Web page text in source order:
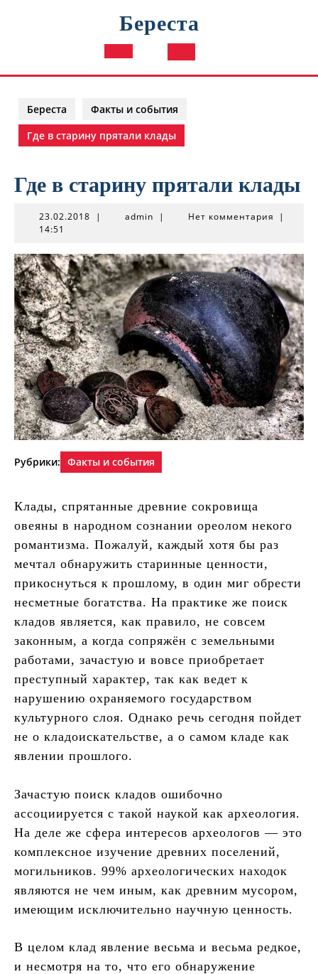
Береста
Кнопка
Береста
Факты и события
Где в старину прятали клады
Где в старину прятали клады
23.02.2018 23.02.2018
| adminadmin
| Нет комментария
|
14:51
Рубрики: Факты и события
Клады, спрятанные древние сокровища
овеяны в народном сознании ореолом некого
романтизма. Пожалуй, каждый хотя бы раз
мечтал обнаружить старинные ценности,
прикоснуться к прошлому, в один миг обрести
несметные богатства. На практике же поиск
кладов является, как правило, не совсем
законным, а когда сопряжён с земельными
работами, зачастую и вовсе приобретает
преступный характер, так как ведет к
нарушению охраняемого государством
культурного слоя. Однако речь сегодня пойдет
не о кладоискательстве, а о самом кладе как
явлении прошлого.
Зачастую поиск кладов ошибочно
ассоциируется с такой наукой как археология.
На деле же сфера интересов археологов — это
комплексное изучение древних поселений,
могильников. 99% археологических находок
являются не чем иным, как древним мусором,
имеющим исключительно научную ценность.
В целом клад явление весьма и весьма редкое,
и несмотря на то, что его обнаружение